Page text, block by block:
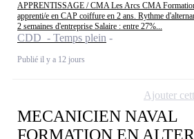
APPRENTISSAGE / CMA Les Arcs CMA
apprenti/e en CAP coiffure en 2 ans. Rythme
2 semaines d'entreprise Salaire : entre 27%...
CDD - Temps plein
Publié il y a 12 jours
MECANICIEN NAVAL
FORMATION EN
Ajouter